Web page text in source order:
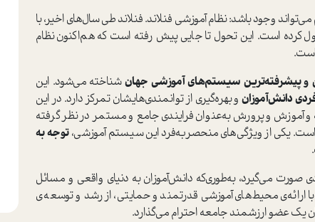
وجود باشد: نظام آموزشی فنلاند. فنلاند طی سال‌های اخیر، با
کرده است. این تحول تا جایی پیش رفته است که هم‌اکنون نظام
است.
و پیشرفته‌ترین سیستم‌های آموزشی جهانشناخته می‌شود. این
دانش‌آموزانو بهره‌گیری از توانمندی‌هایشان تمرکز دارد. در این
آموزش‌ و پرورش به‌عنوان فرایندی جامع و مستمر در نظر گرفته
یکی از ویژگی‌های منحصربه‌فرد این سیستم آموزشی،توجه به
صورت می‌گیرد، به‌طوری‌که دانش‌آموزان به دنیای واقعی و مسائل
محیط‌های آموزشی قدرتمند و حمایتی، از رشد و توسعه‌ی
یک عضو ارزشمند جامعه احترام می‌گذارد.